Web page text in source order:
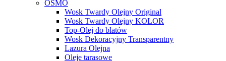
OSMO
Wosk Twardy Olejny Original
Wosk Twardy Olejny KOLOR
Top-Olej do blatów
Wosk Dekoracyjny Transparentny
Lazura Olejna
Oleje tarasowe